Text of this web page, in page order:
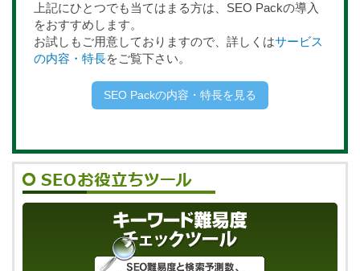
上記にひとつでも当てはまる方は、SEO Packの導入
をおすすめします。
お試しもご用意しておりますので、詳しくはサービス
の内容・特長をご覧下さい。
SEO Packの内容・特長を見る